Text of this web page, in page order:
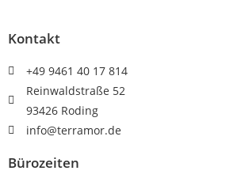
Kontakt
+49 9461 40 17 814
Reinwaldstraße 52
93426 Roding
info@terramor.de
Bürozeiten